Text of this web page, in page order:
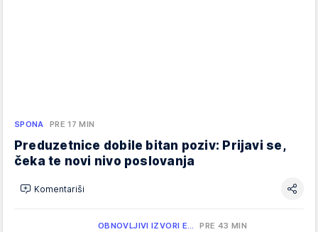
SPONA PRE 17 MIN
Preduzetnice dobile bitan poziv: Prijavi se,
čeka te novi nivo poslovanja
Komentariši
OBNOVLJIVI IZVORI E… PRE 43 MIN